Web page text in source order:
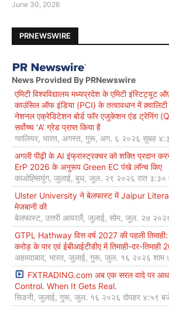
June 30, 2026
PRNEWSWIRE
News Provided By PRNewswire
एमिटी विश्वविद्यालय मध्यप्रदेश के एमिटी इंस्टिट्यूट
काउंसिल ऑफ इंडिया (PCI) के तत्वावधान में
नेशनल एक्रेडिटेशन बोर्ड फॉर एजुकेशन एंड ट्रेनिंग
सर्वोच्च 'A' ग्रेड प्राप्त किया है
ग्वालियर, भारत, अगस्त, गुरू, अग. ६ २०२६ सुबह
अगली पीढ़ी के AI इंफ्रास्ट्रक्चर को शक्ति प्रदान
ErP 2026 के अनुरूप Green EC पंखे लॉन्च किए
काओह्सियुंग, जुलाई, बुध, जुल. २९ २०२६ रात ३:३०
Ulster University ने बेलफास्ट में Jaipur
मेजबानी की
बेलफास्ट, उत्तरी आयरलैं, जुलाई, सोम, जुल. २७
GTPL Hathway वित्त वर्ष 2027 की पहली
करोड़ के पार एवं ईबीआईटीडीए में तिमाही-दर-तिमाही
अहमदाबाद, भारत, जुलाई, गुरू, जुल. १६ २०२६
FXTRADING.com अब एक सरल वादे पर
Control. When It Gets Real.
सिडनी, जुलाई, गुरू, जुल. १६ २०२६ दोपहर ४:५९